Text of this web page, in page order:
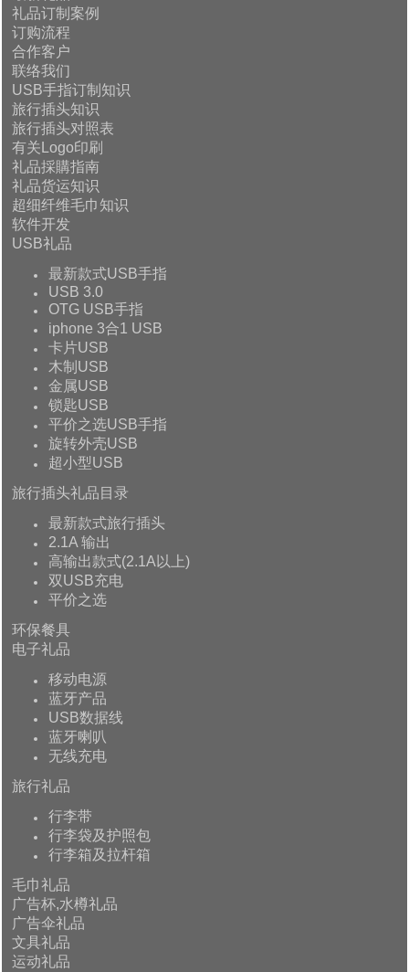
礼品订制案例
订购流程
合作客户
联络我们
USB手指订制知识
旅行插头知识
旅行插头对照表
有关Logo印刷
礼品採購指南
礼品货运知识
超细纤维毛巾知识
软件开发
USB礼品
最新款式USB手指
USB 3.0
OTG USB手指
iphone 3合1 USB
卡片USB
木制USB
金属USB
锁匙USB
平价之选USB手指
旋转外壳USB
超小型USB
旅行插头礼品目录
最新款式旅行插头
2.1A 输出
高输出款式(2.1A以上)
双USB充电
平价之选
环保餐具
电子礼品
移动电源
蓝牙产品
USB数据线
蓝牙喇叭
无线充电
旅行礼品
行李带
行李袋及护照包
行李箱及拉杆箱
毛巾礼品
广告杯,水樽礼品
广告伞礼品
文具礼品
运动礼品